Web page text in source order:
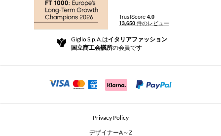
Community Store
Beauty Seekers VIP Club
返品と返金
For a safe shopping experience
Security Communication
Giglio S.p.A.はイタリアファッション
国立商工会議所の会員です
Privacy Policy
デザイナーA～Z